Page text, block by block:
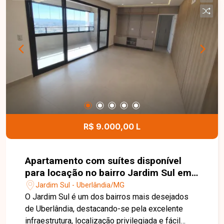
construção de 05 sobrados, além da
possibilidade de edificação de um prédio com
até 04 pavimentos, oferecendo excelente
versatilidade para incorporadoras, construtoras e
investidores que desejam aproveitar ao máximo
o potencial da área. Esta é uma excelente
oportunidade para quem busca um terreno amplo,
com grande potencial de valorização no bairro
Verde Umuarama. Agende uma visita e conheça
todos os detalhes deste imóvel.
R$ 9.000,00 L
Apartamento com suítes disponível
para locação no bairro Jardim Sul em
Uberlândia-MG
Jardim Sul - Uberlândia/MG
O Jardim Sul é um dos bairros mais desejados
de Uberlândia, destacando-se pela excelente
infraestrutura, localização privilegiada e fácil